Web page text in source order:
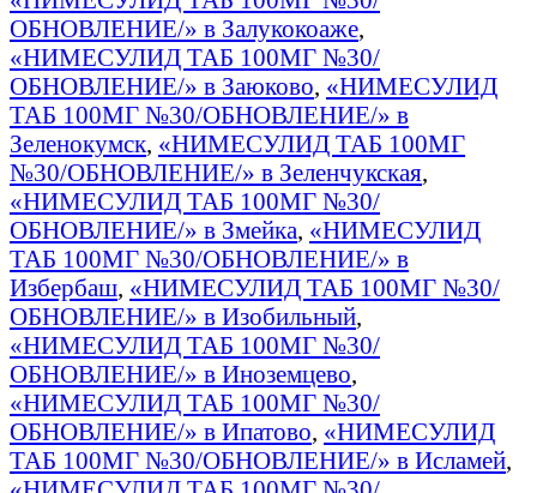
ОБНОВЛЕНИЕ/» в Залукокоаже,
«НИМЕСУЛИД ТАБ 100МГ №30/
ОБНОВЛЕНИЕ/» в Заюково, «НИМЕСУЛИД
ТАБ 100МГ №30/ОБНОВЛЕНИЕ/» в
Зеленокумск, «НИМЕСУЛИД ТАБ 100МГ
№30/ОБНОВЛЕНИЕ/» в Зеленчукская,
«НИМЕСУЛИД ТАБ 100МГ №30/
ОБНОВЛЕНИЕ/» в Змейка, «НИМЕСУЛИД
ТАБ 100МГ №30/ОБНОВЛЕНИЕ/» в
Избербаш, «НИМЕСУЛИД ТАБ 100МГ №30/
ОБНОВЛЕНИЕ/» в Изобильный,
«НИМЕСУЛИД ТАБ 100МГ №30/
ОБНОВЛЕНИЕ/» в Иноземцево,
«НИМЕСУЛИД ТАБ 100МГ №30/
ОБНОВЛЕНИЕ/» в Ипатово, «НИМЕСУЛИД
ТАБ 100МГ №30/ОБНОВЛЕНИЕ/» в Исламей,